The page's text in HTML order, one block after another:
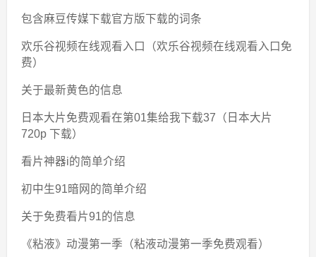
包含麻豆传媒下载官方版下载的词条
欢乐谷视频在线观看入口（欢乐谷视频在线观看入口免
费）
关于最新黄色的信息
日本大片免费观看在第01集给我下载37（日本大片
720p 下载）
看片神器i的简单介绍
初中生91暗网的简单介绍
关于免费看片91的信息
《粘液》动漫第一季（粘液动漫第一季免费观看）